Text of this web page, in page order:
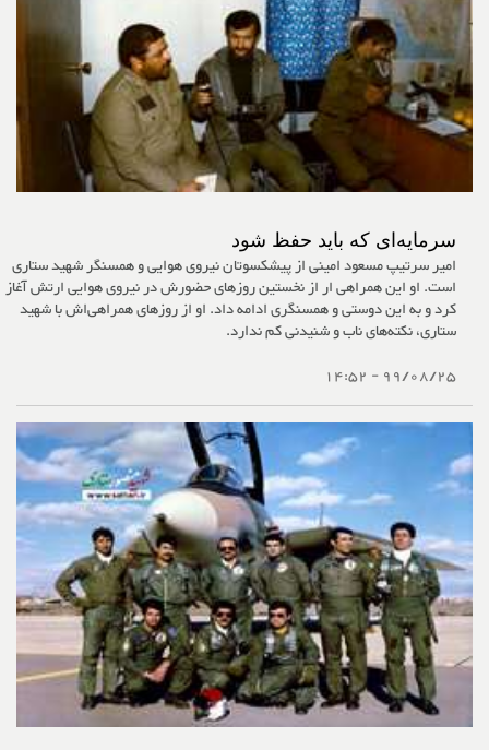
سرمایه‌ای که باید حفظ شود
امیر سرتیپ مسعود امینی از پیشکسوتان نیروی هوایی و همسنگر شهید ستاری
است. او این همراهی ار از نخستین روزهای حضورش در نیروی هوایی ارتش آغاز
کرد و به این دوستی و همسنگری ادامه داد. او از روزهای همراهی‌اش با شهید
ستاری، نکته‌های ناب و شنیدنی کم ندارد.
99/08/25 - 14:52